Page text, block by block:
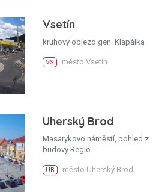
Vsetín
kruhový objezd gen. Klapálka
VS město Vsetín
Uherský Brod
Masarykovo náměstí, pohled z
budovy Regio
UB město Uherský Brod